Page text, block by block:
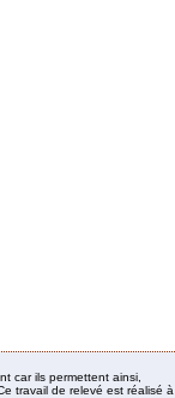
car ils permettent ainsi,
travail de relevé est réalisé à